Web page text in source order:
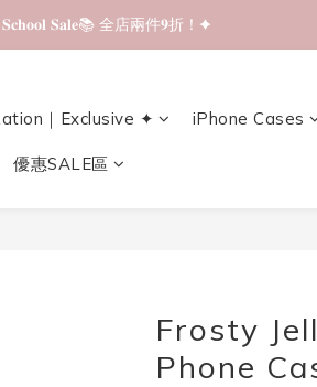
𝐒𝐚𝐥𝐞📚 全店兩件𝟗折！✦
𝐒𝐚𝐥𝐞📚 全店兩件𝟗折！✦
𝐒𝐚𝐥𝐞📚 全店兩件𝟗折！✦
｜Exclusive ✦ iPhone Cases
優惠SALE區
Frosty
Phone